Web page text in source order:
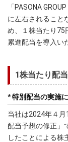
「PASONA
に左右されること
め、１株当たり75
累進配当を導入い
1株当たり配
* 特別配当の実施
当社は2024年４
配当予想の修正」
したことによる株